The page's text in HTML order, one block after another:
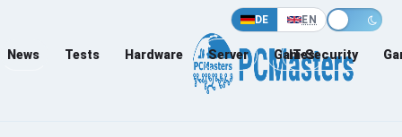
DE EN
News Tests Hardware Server Games
IT-Security